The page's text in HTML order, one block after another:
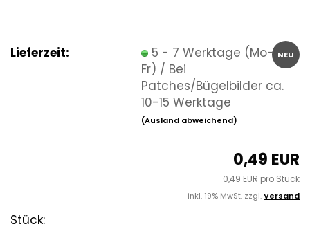
NEU
Lieferzeit:
5 - 7 Werktage (Mo-
Fr) / Bei
Patches/Bügelbilder ca.
10-15 Werktage
(Ausland abweichend)
0,49 EUR
0,49 EUR pro Stück
inkl. 19% MwSt. zzgl.Versand
Stück: